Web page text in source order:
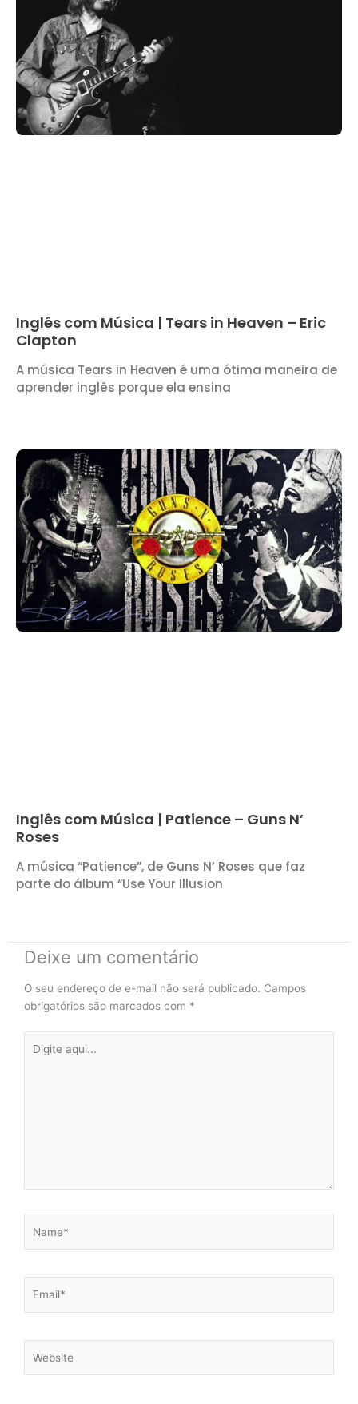
Inglês com Música | Tears in Heaven – Eric
Clapton
A música Tears in Heaven é uma ótima maneira de
aprender inglês porque ela ensina
Inglês com Música | Patience – Guns N’
Roses
A música “Patience”, de Guns N’ Roses que faz
parte do álbum “Use Your Illusion
Deixe um comentário
O seu endereço de e-mail não será publicado. Campos
obrigatórios são marcados com *
aqui...